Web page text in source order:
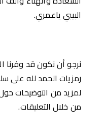
البيبي ياعمري.
نرجو أن نكون قد وفرنا
رمزيات الحمد لله على
لمزيد من التوضيحات
من خلال التعليقات.